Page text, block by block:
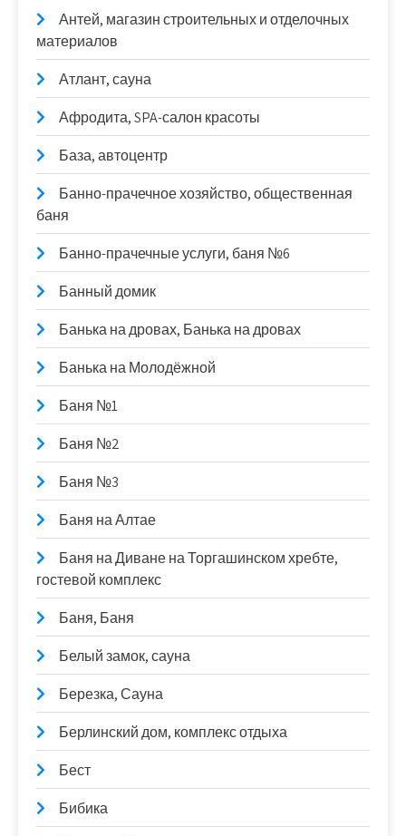
Антей, магазин строительных и отделочных
материалов
Атлант, сауна
Афродита, SPA-салон красоты
База, автоцентр
Банно-прачечное хозяйство, общественная
баня
Банно-прачечные услуги, баня №6
Банный домик
Банька на дровах, Банька на дровах
Банька на Молодёжной
Баня №1
Баня №2
Баня №3
Баня на Алтае
Баня на Диване на Торгашинском хребте,
гостевой комплекс
Баня, Баня
Белый замок, сауна
Березка, Сауна
Берлинский дом, комплекс отдыха
Бест
Бибика